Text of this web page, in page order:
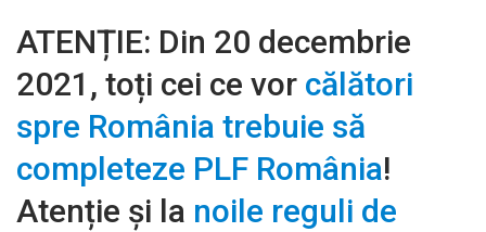
ATENȚIE: Din 20 decembrie
2021, toți cei ce vor călători
spre România trebuie să
completeze PLF România!
Atenție și la noile reguli de